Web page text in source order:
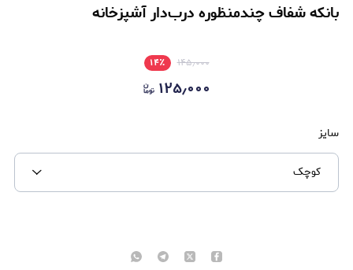
بانکه شفاف چندمنظوره درب‌دار آشپزخانه
۱۴۵٫۰۰۰ ۱۴٪
۱۲۵٫۰۰۰
سایز
کوچک